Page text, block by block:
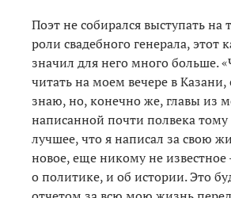
Поэт не собирался выступать на
роли свадебного генерала, этот
значил для него много больше.
читать на моем вечере в
знаю, но, конечно же, главы из
написанной почти полвека тому
лучшее, что я написал за свою
новое, еще никому не
о политике, и об истории. Это